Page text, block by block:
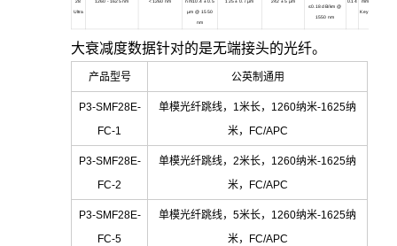
Ultra
µm @ 1550
nm
≤0.18 dB/km @
1550 nm
Key30126A3
大衰减度数据针对的是无端接头的光纤。
产品型号 公英制通用
P3-SMF28E-
FC-1
单模光纤跳线，1米长，1260纳米-1625纳
米，FC/APC
P3-SMF28E-
FC-2
单模光纤跳线，2米长，1260纳米-1625纳
米，FC/APC
P3-SMF28E-
FC-5
单模光纤跳线，5米长，1260纳米-1625纳
米，FC/APC